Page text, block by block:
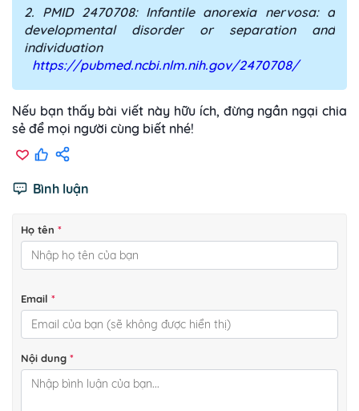
2. PMID 2470708: Infantile anorexia nervosa: a
developmental disorder or separation and
individuation
https://pubmed.ncbi.nlm.nih.gov/2470708/
Nếu bạn thấy bài viết này hữu ích, đừng ngần ngại chia
sẻ để mọi người cùng biết nhé!
Bình luận
Họ tên *
Email *
Nội dung *